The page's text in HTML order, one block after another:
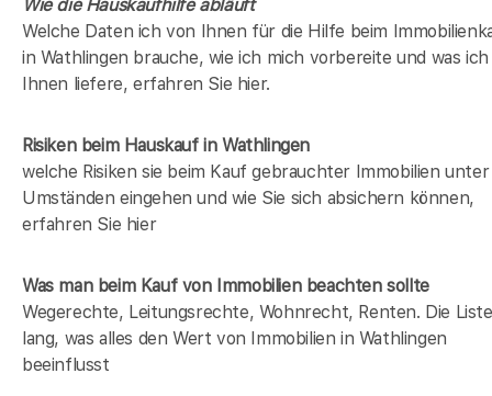
Wie die Hauskaufhilfe abläuft
Welche Daten ich von Ihnen für die Hilfe beim
in Wathlingen brauche, wie ich mich vorbereite und was ich
Ihnen liefere, erfahren Sie hier.
Risiken beim Hauskaufin Wathlingen
welche Risiken sie beim Kauf gebrauchter Immobilien unter
Umständen eingehen und wie Sie sich absichern können,
erfahren Sie hier
Was man beim Kauf von Immobilien beachten sollte
Wegerechte, Leitungsrechte, Wohnrecht, Renten. Die
lang, was alles den Wert von Immobilien in Wathlingen
beeinflusst